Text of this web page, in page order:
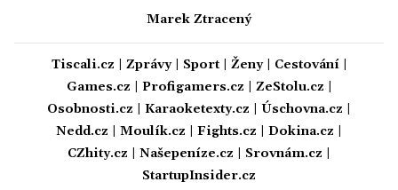
Marek Ztracený
Tiscali.cz Zprávy| Sport| Ženy| Cestování|
Games.cz
Profigamers.cz ZeStolu.cz
Osobnosti.cz
Karaoketexty.cz Úschovna.cz
Nedd.cz
Moulík.cz Fights.cz Dokina.cz
CZhity.cz
Našepeníze.cz Srovnám.cz
StartupInsider.cz